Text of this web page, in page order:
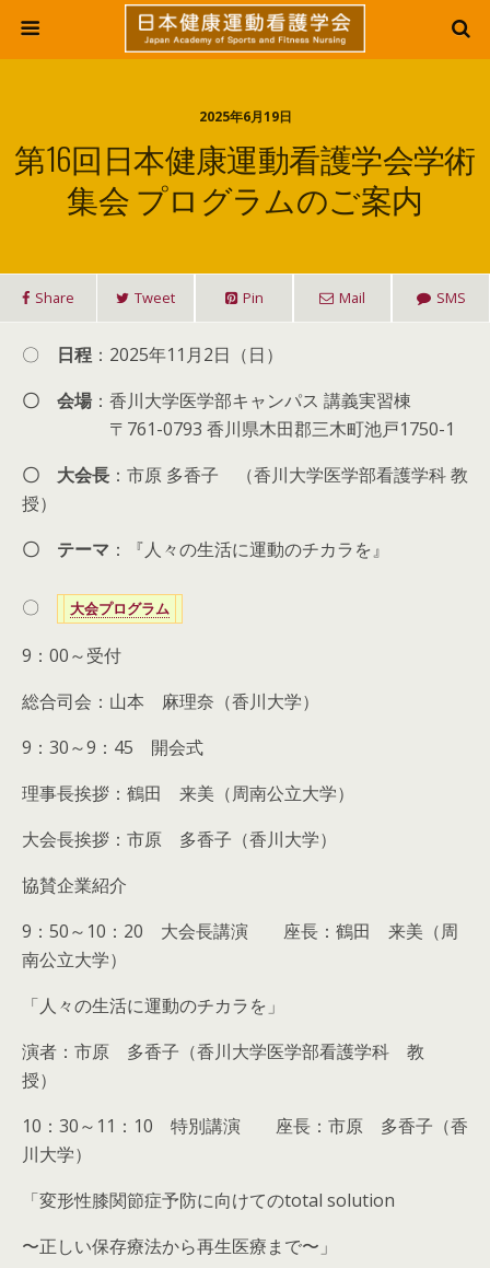
2025年6月19日
第16回日本健康運動看護学会学術
集会 プログラムのご案内
Share Tweet Pin Mail SMS
〇 日程 ：2025年11月2日（日）
〇 会場：香川大学医学部キャンパス 講義実習棟
〒761-0793 香川県木田郡三木町池戸1750-1
〇 大会長 ：市原 多香子 （香川大学医学部看護学科 教
授）
〇 テーマ ：『人々の生活に運動のチカラを』
〇 大会プログラム
9：00～受付
総合司会：山本 麻理奈（香川大学）
9：30～9：45 開会式
理事長挨拶：鶴田 来美（周南公立大学）
大会長挨拶：市原 多香子（香川大学）
協賛企業紹介
9：50～10：20 大会長講演 座長：鶴田 来美（周
南公立大学）
「人々の生活に運動のチカラを」
演者：市原 多香子（香川大学医学部看護学科 教
授）
10：30～11：10 特別講演 座長：市原 多香子（香
川大学）
「変形性膝関節症予防に向けてのtotal solution
〜正しい保存療法から再生医療まで〜」